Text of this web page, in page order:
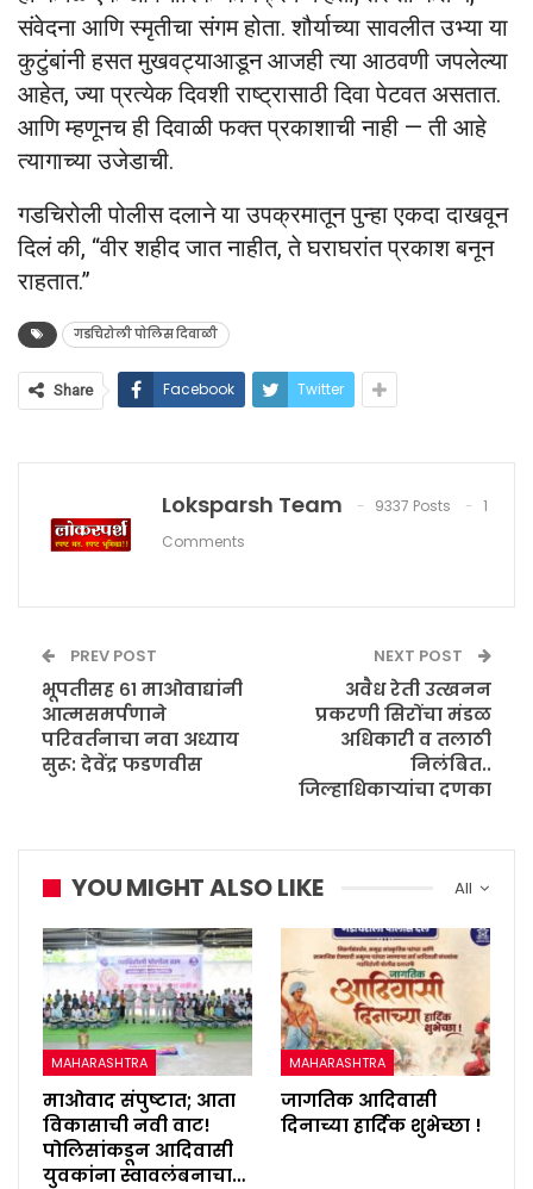
संवेदना आणि स्मृतीचा संगम होता. शौर्याच्या सावलीत उभ्या या
कुटुंबांनी हसत मुखवट्याआडून आजही त्या आठवणी जपलेल्या
आहेत, ज्या प्रत्येक दिवशी राष्ट्रासाठी दिवा पेटवत असतात.
आणि म्हणूनच ही दिवाळी फक्त प्रकाशाची नाही — ती आहे
त्यागाच्या उजेडाची.
गडचिरोली पोलीस दलाने या उपक्रमातून पुन्हा एकदा दाखवून
दिलं की, “वीर शहीद जात नाहीत, ते घराघरांत प्रकाश बनून
राहतात.”
गडचिरोली पोलिस दिवाळी
Share Facebook Twitter
Loksparsh Team 9337 Posts
1
Comments
PREV POST
भूपतीसह ६१ माओवाद्यांनी
आत्मसमर्पणाने
परिवर्तनाचा नवा अध्याय
सुरू: देवेंद्र फडणवीस
NEXT POST
अवैध रेती उत्खनन
प्रकरणी सिरोंचा मंडळ
अधिकारी व तलाठी
निलंबित..
जिल्हाधिकाऱ्यांचा दणका
All
YOU MIGHT ALSO LIKE
MAHARASHTRA
माओवाद संपुष्टात; आता
विकासाची नवी वाट!
पोलिसांकडून आदिवासी
युवकांना स्वावलंबनाचा…
MAHARASHTRA
जागतिक आदिवासी
दिनाच्या हार्दिक शुभेच्छा !